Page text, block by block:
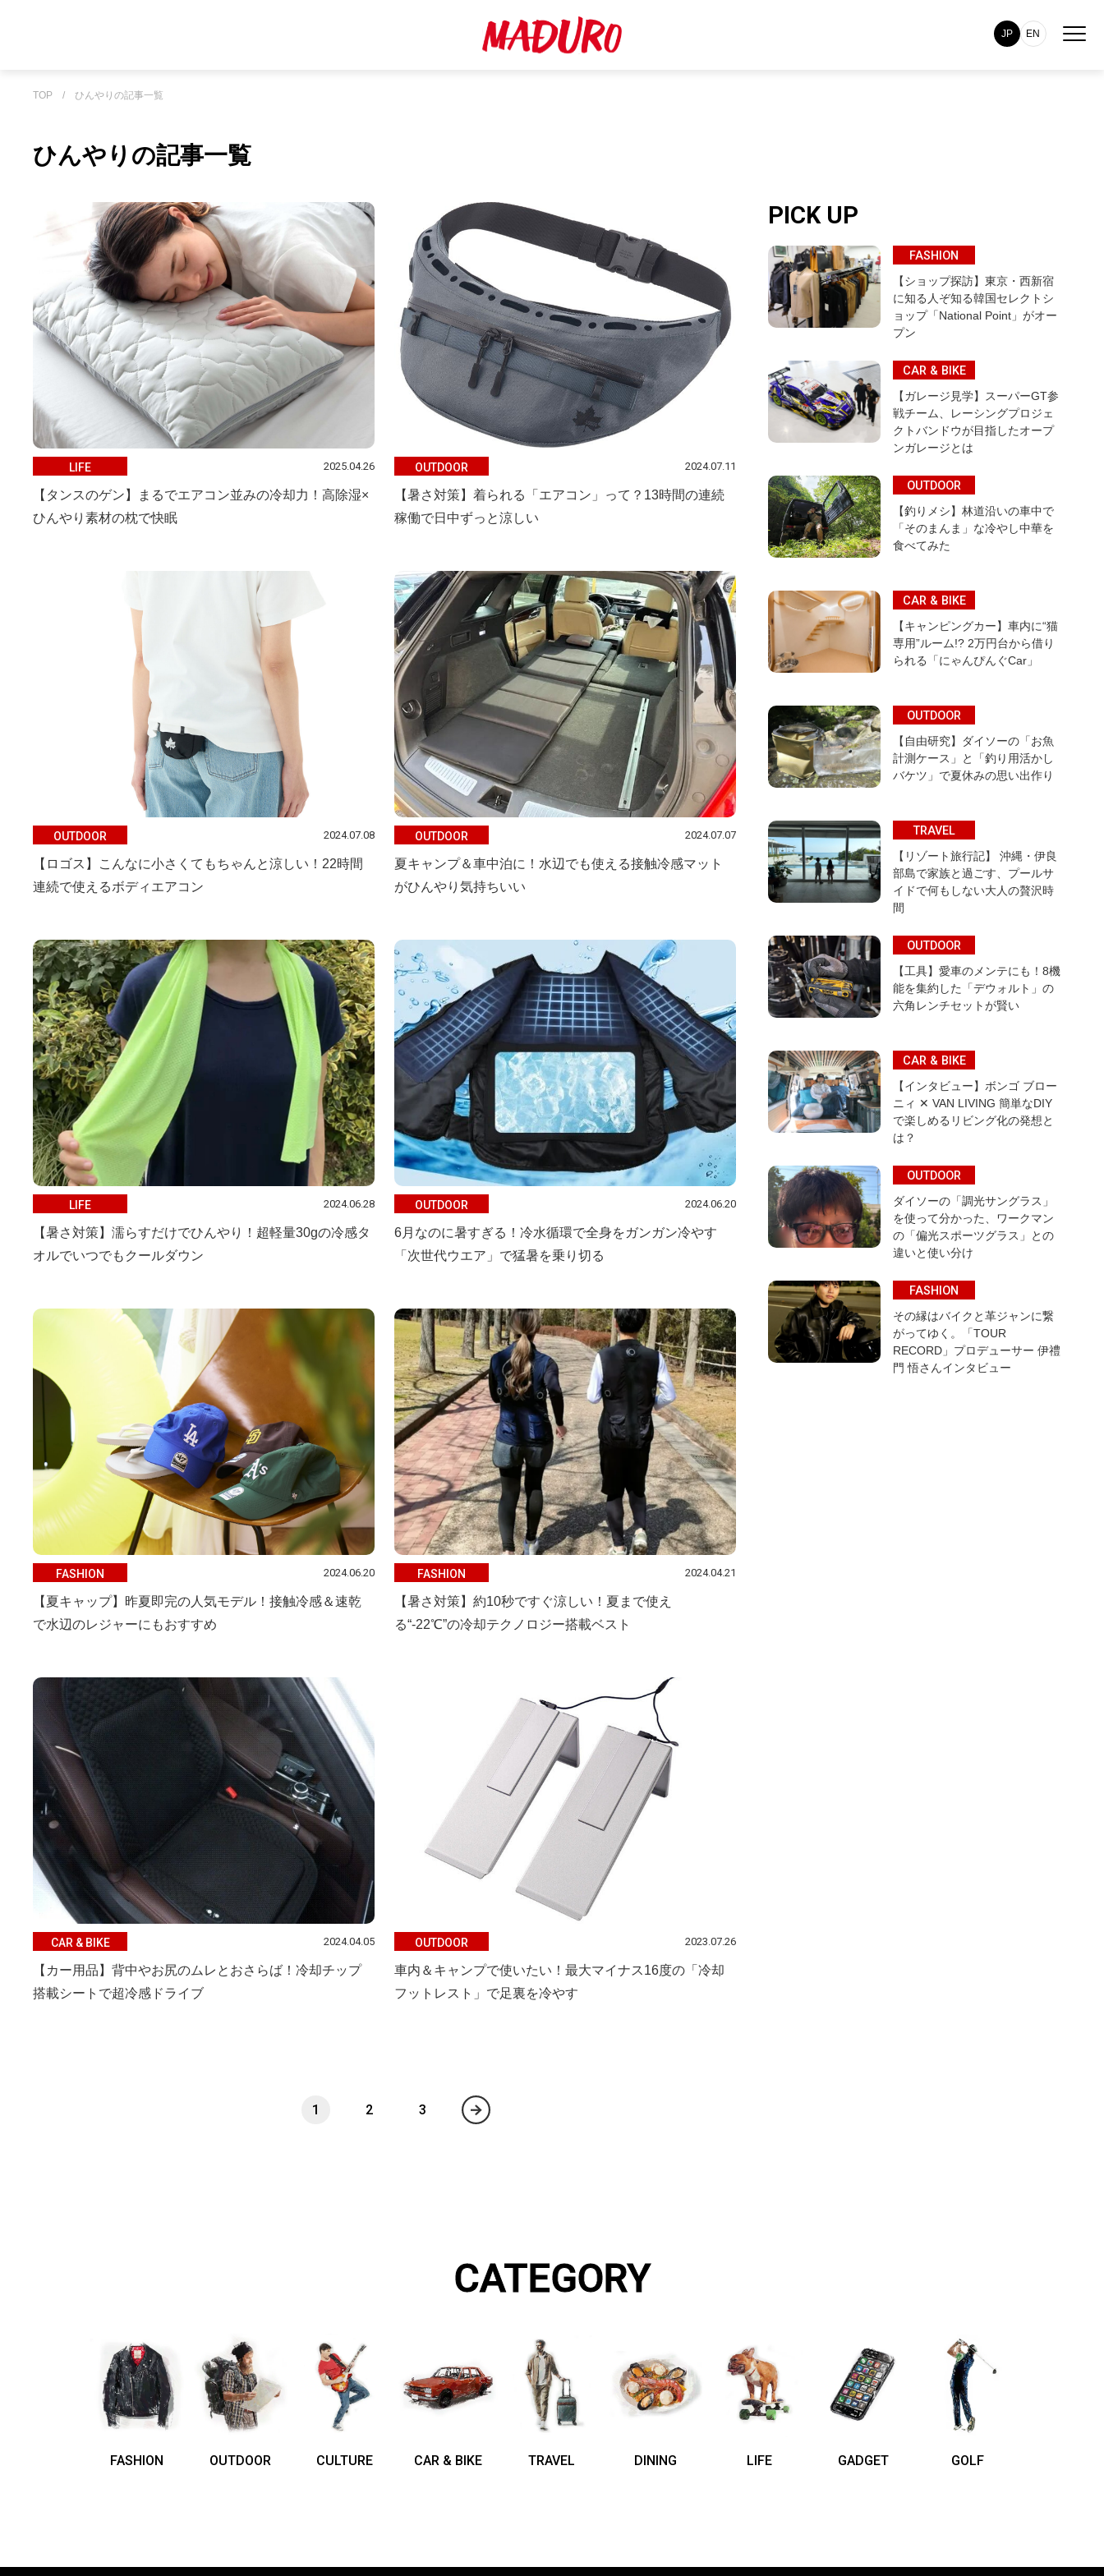
JP EN
TOP / ひんやりの記事一覧
ひんやりの記事一覧
LIFE 2025.04.26
【タンスのゲン】まるでエアコン並みの冷却力！高除湿×
ひんやり素材の枕で快眠
OUTDOOR 2024.07.11
【暑さ対策】着られる「エアコン」って？13時間の連続
稼働で日中ずっと涼しい
OUTDOOR 2024.07.08
【ロゴス】こんなに小さくてもちゃんと涼しい！22時間
連続で使えるボディエアコン
OUTDOOR 2024.07.07
夏キャンプ＆車中泊に！水辺でも使える接触冷感マット
がひんやり気持ちいい
LIFE 2024.06.28
【暑さ対策】濡らすだけでひんやり！超軽量30gの冷感タ
オルでいつでもクールダウン
OUTDOOR 2024.06.20
6月なのに暑すぎる！冷水循環で全身をガンガン冷やす
「次世代ウエア」で猛暑を乗り切る
FASHION 2024.06.20
【夏キャップ】昨夏即完の人気モデル！接触冷感＆速乾
で水辺のレジャーにもおすすめ
FASHION 2024.04.21
【暑さ対策】約10秒ですぐ涼しい！夏まで使え
る“-22℃”の冷却テクノロジー搭載ベスト
CAR & BIKE 2024.04.05
【カー用品】背中やお尻のムレとおさらば！冷却チップ
搭載シートで超冷感ドライブ
OUTDOOR 2023.07.26
車内＆キャンプで使いたい！最大マイナス16度の「冷却
フットレスト」で足裏を冷やす
1 2 3
PICK UP
FASHION
【ショップ探訪】東京・西新宿
に知る人ぞ知る韓国セレクトシ
ョップ「National Point」がオー
プン
CAR & BIKE
【ガレージ見学】スーパーGT参
戦チーム、レーシングプロジェ
クトバンドウが目指したオープ
ンガレージとは
OUTDOOR
【釣りメシ】林道沿いの車中で
「そのまんま」な冷やし中華を
食べてみた
CAR & BIKE
【キャンピングカー】車内に“猫
専用”ルーム!? 2万円台から借り
られる「にゃんぴんぐCar」
OUTDOOR
【自由研究】ダイソーの「お魚
計測ケース」と「釣り用活かし
バケツ」で夏休みの思い出作り
TRAVEL
【リゾート旅行記】 沖縄・伊良
部島で家族と過ごす、プールサ
イドで何もしない大人の贅沢時
間
OUTDOOR
【工具】愛車のメンテにも！8機
能を集約した「デウォルト」の
六角レンチセットが賢い
CAR & BIKE
【インタビュー】ボンゴ ブロー
ニィ ✕ VAN LIVING 簡単なDIY
で楽しめるリビング化の発想と
は？
OUTDOOR
ダイソーの「調光サングラス」
を使って分かった、ワークマン
の「偏光スポーツグラス」との
違いと使い分け
FASHION
その縁はバイクと革ジャンに繋
がってゆく。「TOUR
RECORD」プロデューサー 伊禮
門 悟さんインタビュー
CATEGORY
FASHION OUTDOOR CULTURE CAR & BIKE TRAVEL DINING LIFE GADGET GOLF